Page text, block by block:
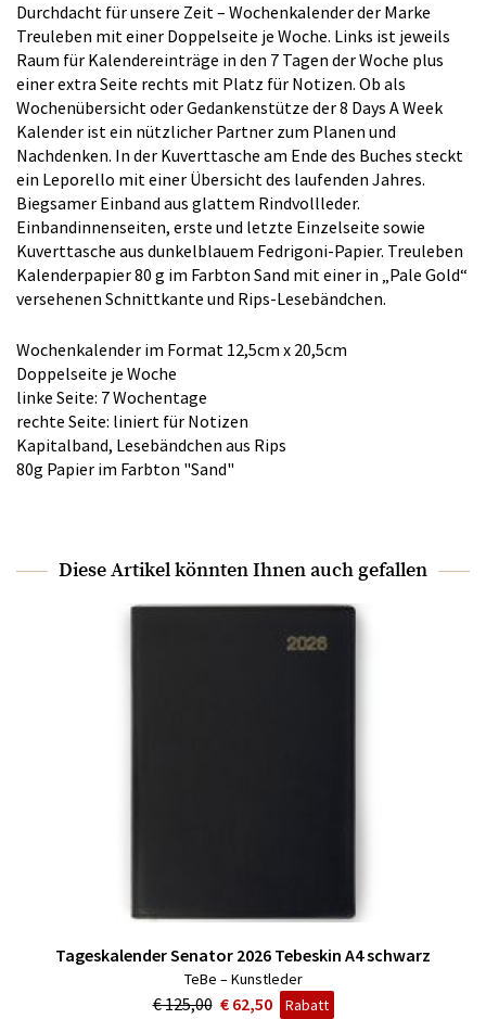
Durchdacht für unsere Zeit – Wochenkalender der Marke
Treuleben mit einer Doppelseite je Woche. Links ist jeweils
Raum für Kalendereinträge in den 7 Tagen der Woche plus
einer extra Seite rechts mit Platz für Notizen. Ob als
Wochenübersicht oder Gedankenstütze der 8 Days A Week
Kalender ist ein nützlicher Partner zum Planen und
Nachdenken. In der Kuverttasche am Ende des Buches steckt
ein Leporello mit einer Übersicht des laufenden Jahres.
Biegsamer Einband aus glattem Rindvollleder.
Einbandinnenseiten, erste und letzte Einzelseite sowie
Kuverttasche aus dunkelblauem Fedrigoni-Papier. Treuleben
Kalenderpapier 80 g im Farbton Sand mit einer in „Pale Gold“
versehenen Schnittkante und Rips-Lesebändchen.
Wochenkalender im Format 12,5cm x 20,5cm
Doppelseite je Woche
linke Seite: 7 Wochentage
rechte Seite: liniert für Notizen
Kapitalband, Lesebändchen aus Rips
80g Papier im Farbton "Sand"
Diese Artikel könnten Ihnen auch gefallen
Tageskalender Senator 2026 Tebeskin A4 schwarz
TeBe – Kunstleder
€ 125,00 € 62,50 Rabatt